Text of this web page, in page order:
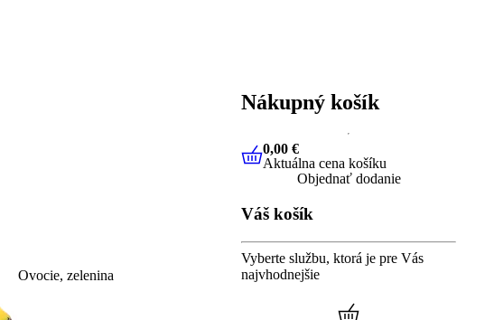
Ovocie, zelenina
Nákupný košík
0,00 €Aktuálna cena košíku
0,00 €
Aktuálna cena košíku
Objednať dodanie
Váš košík
Vyberte službu, ktorá je pre Vás
najvhodnejšie